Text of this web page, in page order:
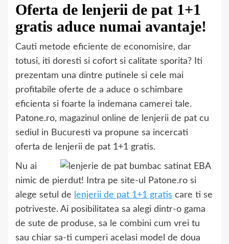
Oferta de lenjerii de pat 1+1
gratis aduce numai avantaje!
Cauti metode eficiente de economisire, dar
totusi, iti doresti si cofort si calitate sporita? Iti
prezentam una dintre putinele si cele mai
profitabile oferte de a aduce o schimbare
eficienta si foarte la indemana camerei tale.
Patone.ro, magazinul online de lenjerii de pat cu
sediul in Bucuresti va propune sa incercati
oferta de lenjerii de pat 1+1 gratis.
Nu ai
nimic de pierdut! Intra pe site-ul Patone.ro si
alege setul de lenjerii de pat 1+1 gratis care ti se
potriveste. Ai posibilitatea sa alegi dintr-o gama
de sute de produse, sa le combini cum vrei tu
sau chiar sa-ti cumperi acelasi model de doua